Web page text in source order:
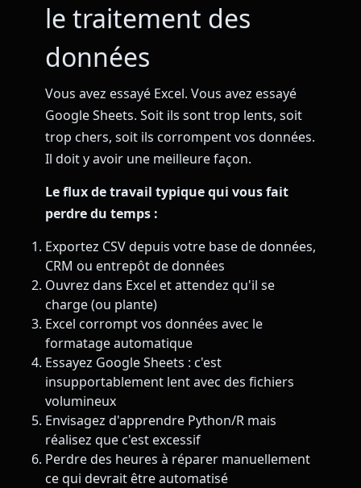
le traitement des
données
Vous avez essayé Excel. Vous avez essayé
Google Sheets. Soit ils sont trop lents, soit
trop chers, soit ils corrompent vos données.
Il doit y avoir une meilleure façon.
Le flux de travail typique qui vous fait
perdre du temps :
Exportez CSV depuis votre base de données,
CRM ou entrepôt de données
Ouvrez dans Excel et attendez qu'il se
charge (ou plante)
Excel corrompt vos données avec le
formatage automatique
Essayez Google Sheets : c'est
insupportablement lent avec des fichiers
volumineux
Envisagez d'apprendre Python/R mais
réalisez que c'est excessif
Perdre des heures à réparer manuellement
ce qui devrait être automatisé